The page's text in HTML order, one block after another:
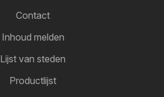
Contact
Inhoud melden
Lijst van steden
Productlijst